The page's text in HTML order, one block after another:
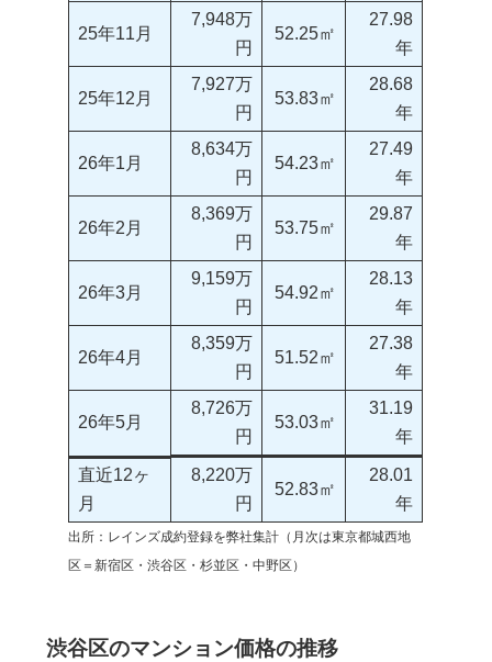
25年11月
7,948万
円
52.25㎡
27.98
年
25年12月
7,927万
円
53.83㎡
28.68
年
26年1月
8,634万
円
54.23㎡
27.49
年
26年2月
8,369万
円
53.75㎡
29.87
年
26年3月
9,159万
円
54.92㎡
28.13
年
26年4月
8,359万
円
51.52㎡
27.38
年
26年5月
8,726万
円
53.03㎡
31.19
年
直近12ヶ
月
8,220万
円
52.83㎡
28.01
年
出所：レインズ成約登録を弊社集計（月次は東京都城西地
区＝新宿区・渋谷区・杉並区・中野区）
渋谷区のマンション価格の推移